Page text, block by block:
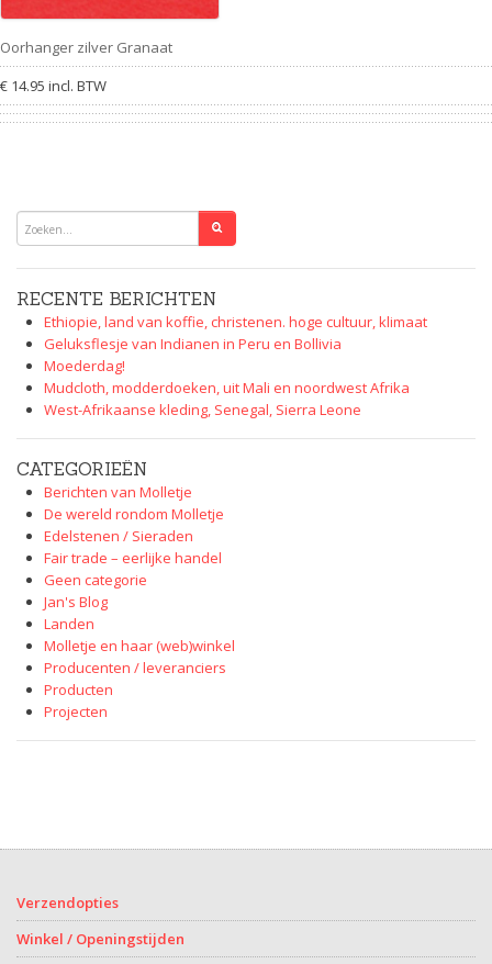
Oorhanger zilver Granaat
€ 14.95 incl. BTW
RECENTE BERICHTEN
Ethiopie, land van koffie, christenen. hoge cultuur, klimaat
Geluksflesje van Indianen in Peru en Bollivia
Moederdag!
Mudcloth, modderdoeken, uit Mali en noordwest Afrika
West-Afrikaanse kleding, Senegal, Sierra Leone
CATEGORIEËN
Berichten van Molletje
De wereld rondom Molletje
Edelstenen / Sieraden
Fair trade – eerlijke handel
Geen categorie
Jan's Blog
Landen
Molletje en haar (web)winkel
Producenten / leveranciers
Producten
Projecten
Verzendopties
Winkel / Openingstijden